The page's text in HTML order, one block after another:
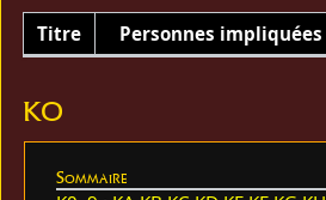
Titre Personnes impliquées
KO
Sommaire